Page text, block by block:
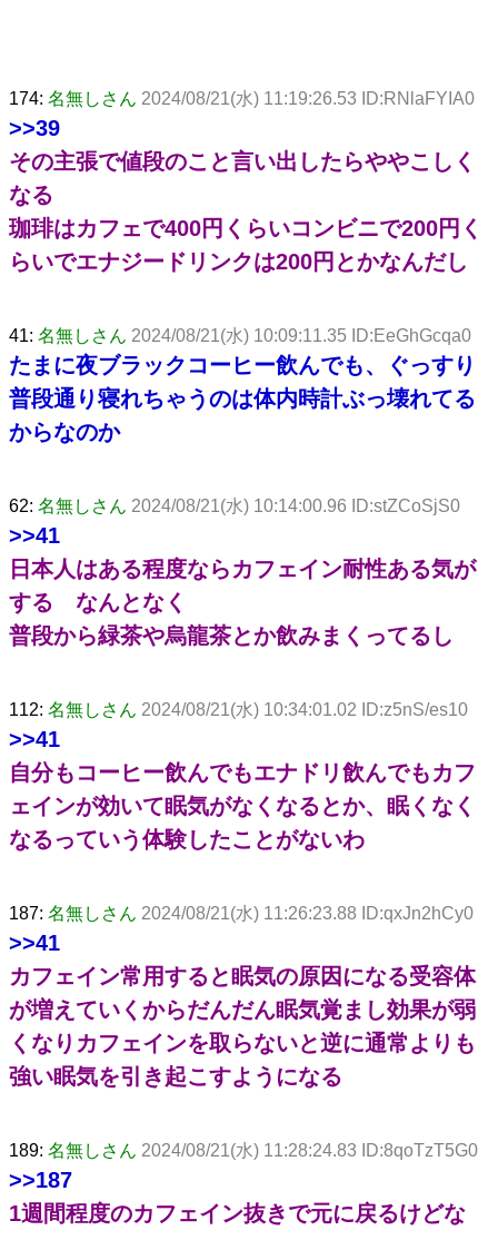
174: 名無しさん 2024/08/21(水) 11:19:26.53 ID:RNlaFYIA0
>>39
その主張で値段のこと言い出したらややこしく
なる
珈琲はカフェで400円くらいコンビニで200円く
らいでエナジードリンクは200円とかなんだし
41: 名無しさん 2024/08/21(水) 10:09:11.35 ID:EeGhGcqa0
たまに夜ブラックコーヒー飲んでも、ぐっすり
普段通り寝れちゃうのは体内時計ぶっ壊れてる
からなのか
62: 名無しさん 2024/08/21(水) 10:14:00.96 ID:stZCoSjS0
>>41
日本人はある程度ならカフェイン耐性ある気が
する なんとなく
普段から緑茶や烏龍茶とか飲みまくってるし
112: 名無しさん 2024/08/21(水) 10:34:01.02 ID:z5nS/es10
>>41
自分もコーヒー飲んでもエナドリ飲んでもカフ
ェインが効いて眠気がなくなるとか、眠くなく
なるっていう体験したことがないわ
187: 名無しさん 2024/08/21(水) 11:26:23.88 ID:qxJn2hCy0
>>41
カフェイン常用すると眠気の原因になる受容体
が増えていくからだんだん眠気覚まし効果が弱
くなりカフェインを取らないと逆に通常よりも
強い眠気を引き起こすようになる
189: 名無しさん 2024/08/21(水) 11:28:24.83 ID:8qoTzT5G0
>>187
1週間程度のカフェイン抜きで元に戻るけどな